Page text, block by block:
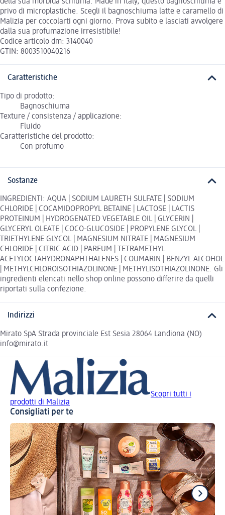
privo di microplastiche. Scegli il bagnoschiuma latte e caramello di
Malizia per coccolarti ogni giorno. Prova subito e lasciati avvolgere
dalla sua profumazione irresistibile!
Codice articolo dm: 3140040
GTIN: 8003510040216
Caratteristiche
Tipo di prodotto:
Bagnoschiuma
Texture / consistenza / applicazione:
Fluido
Caratteristiche del prodotto:
Con profumo
Sostanze
INGREDIENTI: AQUA | SODIUM LAURETH SULFATE | SODIUM
CHLORIDE | COCAMIDOPROPYL BETAINE | LACTOSE | LACTIS
PROTEINUM | HYDROGENATED VEGETABLE OIL | GLYCERIN |
GLYCERYL OLEATE | COCO-GLUCOSIDE | PROPYLENE GLYCOL |
TRIETHYLENE GLYCOL | MAGNESIUM NITRATE | MAGNESIUM
CHLORIDE | CITRIC ACID | PARFUM | TETRAMETHYL
ACETYLOCTAHYDRONAPHTHALENES | COUMARIN | BENZYL ALCOHOL
| METHYLCHLOROISOTHIAZOLINONE | METHYLISOTHIAZOLINONE. Gli
ingredienti elencati nello shop online possono differire da quelli
riportati sulla confezione.
Indirizzi
Mirato SpA Strada provinciale Est Sesia 28064 Landiona (NO)
info@mirato.it
Scopri tutti i
prodotti di Malizia
Consigliati per te